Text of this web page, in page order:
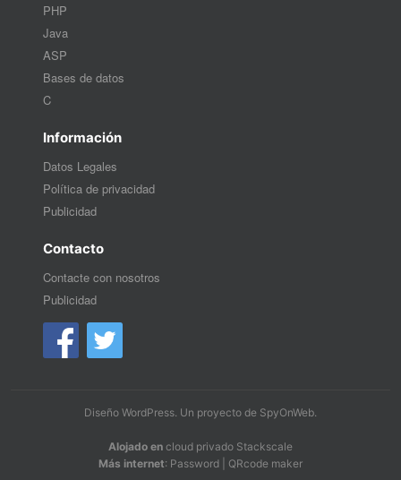
PHP
Java
ASP
Bases de datos
C
Información
Datos Legales
Política de privacidad
Publicidad
Contacto
Contacte con nosotros
Publicidad
Diseño WordPress. Un proyecto de SpyOnWeb.
Alojado en cloud privado Stackscale
Más internet: Password QRcode maker